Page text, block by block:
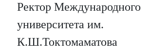
Ректор Международного
университета им.
К.Ш.Токтомаматова